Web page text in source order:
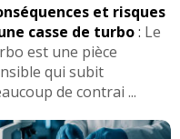
et risques
casse de turbo: Le
est une pièce
qui subit
de contrai ...